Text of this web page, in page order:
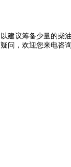
建议筹备少量的柴
问，欢迎您来电咨